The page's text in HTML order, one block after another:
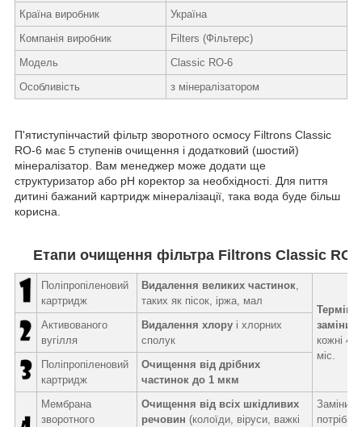
Країна виробник
Україна
Компанія виробник
Filters (Фільтерс)
Модель
Classic RO-6
Особливість
з мінералізатором
П'ятиступінчастий фільтр зворотного осмосу Filtrons Classic
RO-6 має 5 ступенів очищення і додатковий (шостий)
мінералізатор. Вам менеджер може додати ще
структуризатор або pH коректор за необхідності. Для пиття
дитині бажаний картридж мінералізації, така вода буде більш
корисна.
Етапи очищення фільтра Filtrons Classic RO-
Поліпропіленовий
картридж
Видалення великих частинок,
таких як пісок, іржа, мал
Термін
заміни:
кожні 4-6
міс.
Активованого
вугілля
Видалення хлору і хлорних
сполук
Поліпропіленовий
картридж
Очищення від дрібних
частинок до 1 мкм
Мембрана
зворотного
Очищення від всіх шкідливих
речовин (колоїди, віруси, важкі
Замінити
потрібно